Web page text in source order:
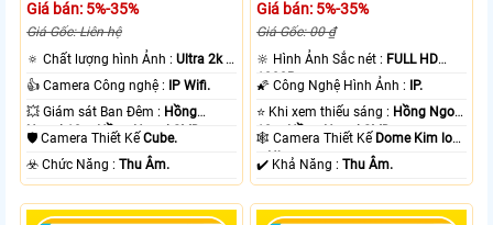
Giá bán: 5%-35%
Giá Gốc: Liên hệ
🔅 Chất lượng hình Ảnh :Ultra 2k +
.
👍 Camera Công nghệ :
IP Wifi.
💥 Giám sát Ban Đêm : Hồng
Ngoại 10m Hồng Ngoại SMD.
🛡 Camera Thiết KếCube.
️☣️ Chức Năng :Thu Âm.
Giá bán: 5%-35%
Giá Gốc: 00 ₫
🔆 Hình Ảnh Sắc nét : FULL HD
1080P .
🌠 Công Nghệ Hình Ảnh :
IP.
⭐ Khi xem thiếu sáng : Hồng Ngoại
10m Hồng Ngoại SMD.
🕸️ Camera Thiết Kế Dome Kim loại
+ Nhựa.
️✔️ Khả Năng :Thu Âm.